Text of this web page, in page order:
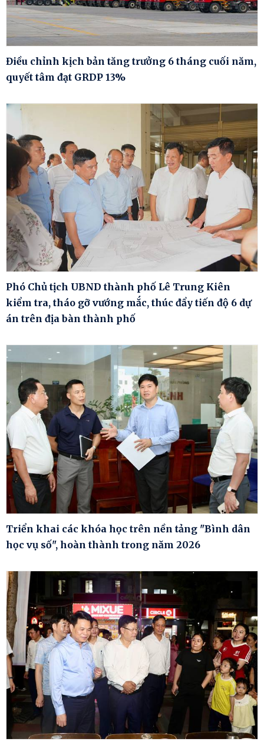
Điều chỉnh kịch bản tăng trưởng 6 tháng cuối năm,
quyết tâm đạt GRDP 13%
Phó Chủ tịch UBND thành phố Lê Trung Kiên
kiểm tra, tháo gỡ vướng mắc, thúc đẩy tiến độ 6 dự
án trên địa bàn thành phố
Triển khai các khóa học trên nền tảng "Bình dân
học vụ số", hoàn thành trong năm 2026